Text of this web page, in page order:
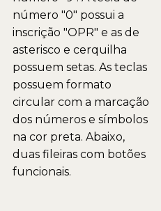
número "0" possui a
inscrição "OPR" e as de
asterisco e cerquilha
possuem setas. As teclas
possuem formato
circular com a marcação
dos números e símbolos
na cor preta. Abaixo,
duas fileiras com botões
funcionais.